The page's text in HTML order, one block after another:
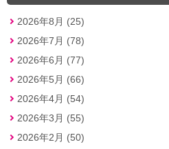
2026年8月 (25)
2026年7月 (78)
2026年6月 (77)
2026年5月 (66)
2026年4月 (54)
2026年3月 (55)
2026年2月 (50)